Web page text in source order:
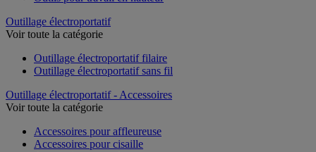
Outillage électroportatif
Voir toute la catégorie
Outillage électroportatif filaire
Outillage électroportatif sans fil
Outillage électroportatif - Accessoires
Voir toute la catégorie
Accessoires pour affleureuse
Accessoires pour cisaille